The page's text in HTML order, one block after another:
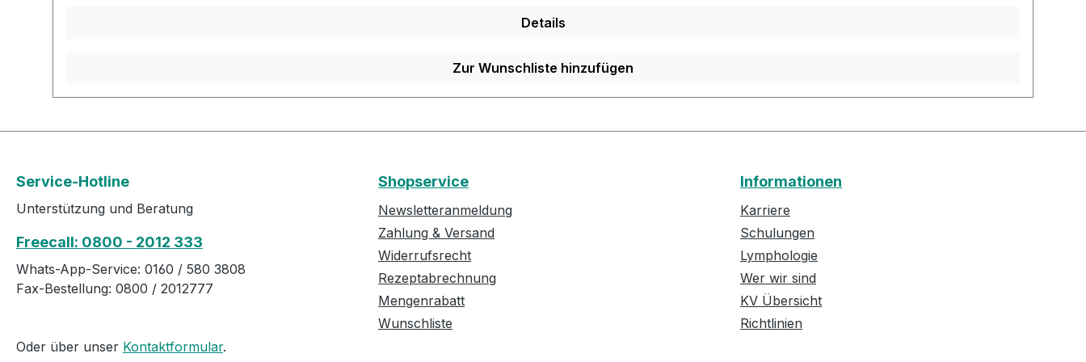
Details
Zur Wunschliste hinzufügen
Service-Hotline
Unterstützung und Beratung
Freecall: 0800 - 2012 333
Whats-App-Service: 0160 / 580 3808
Fax-Bestellung: 0800 / 2012777
Oder über unser Kontaktformular.
Shopservice
Newsletteranmeldung
Zahlung & Versand
Widerrufsrecht
Rezeptabrechnung
Mengenrabatt
Wunschliste
Informationen
Karriere
Schulungen
Lymphologie
Wer wir sind
KV Übersicht
Richtlinien